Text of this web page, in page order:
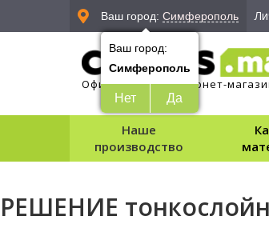
Ваш город: Симферополь
Ваш город:
Симферополь
Нет Да
Официальный интернет-
Наше
производство
РЕШЕНИЕ